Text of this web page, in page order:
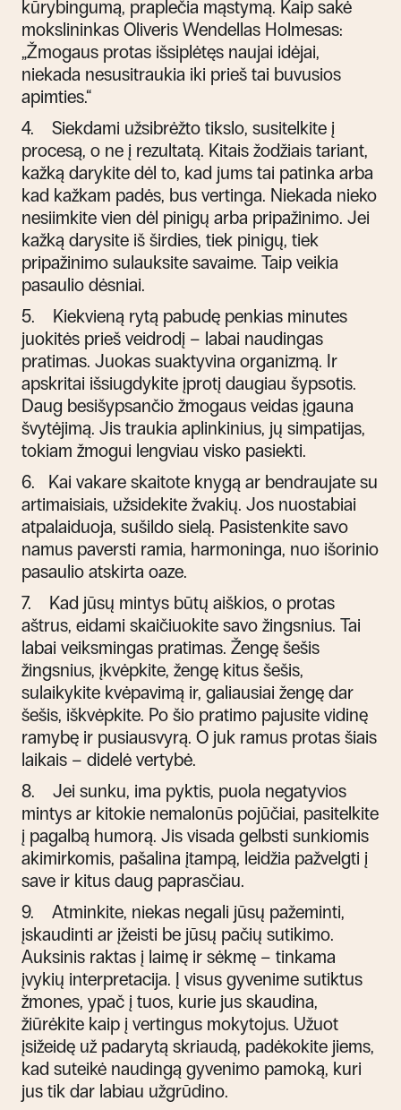
kūrybingumą, praplečia mąstymą. Kaip sakė
mokslininkas Oliveris Wendellas Holmesas:
„Žmogaus protas išsiplėtęs naujai idėjai,
niekada nesusitraukia iki prieš tai buvusios
apimties.“
4.
Siekdami užsibrėžto tikslo, susitelkite į
procesą, o ne į rezultatą. Kitais žodžiais tariant,
kažką darykite dėl to, kad jums tai patinka arba
kad kažkam padės, bus vertinga. Niekada nieko
nesiimkite vien dėl pinigų arba pripažinimo. Jei
kažką darysite iš širdies, tiek pinigų, tiek
pripažinimo sulauksite savaime. Taip veikia
pasaulio dėsniai.
5.
Kiekvieną rytą pabudę penkias minutes
juokitės prieš veidrodį – labai naudingas
pratimas. Juokas suaktyvina organizmą. Ir
apskritai išsiugdykite įprotį daugiau šypsotis.
Daug besišypsančio žmogaus veidas įgauna
švytėjimą. Jis traukia aplinkinius, jų simpatijas,
tokiam žmogui lengviau visko pasiekti.
6.
Kai vakare skaitote knygą ar bendraujate su
artimaisiais, užsidekite žvakių. Jos nuostabiai
atpalaiduoja, sušildo sielą. Pasistenkite savo
namus paversti ramia, harmoninga, nuo išorinio
pasaulio atskirta oaze.
7.
Kad jūsų mintys būtų aiškios, o protas
aštrus, eidami skaičiuokite savo žingsnius. Tai
labai veiksmingas pratimas. Žengę šešis
žingsnius, įkvėpkite, žengę kitus šešis,
sulaikykite kvėpavimą ir, galiausiai žengę dar
šešis, iškvėpkite. Po šio pratimo pajusite vidinę
ramybę ir pusiausvyrą. O juk ramus protas šiais
laikais – didelė vertybė.
8.
Jei sunku, ima pyktis, puola negatyvios
mintys ar kitokie nemalonūs pojūčiai, pasitelkite
į pagalbą humorą. Jis visada gelbsti sunkiomis
akimirkomis, pašalina įtampą, leidžia pažvelgti į
save ir kitus daug paprasčiau.
9.
Atminkite, niekas negali jūsų pažeminti,
įskaudinti ar įžeisti be jūsų pačių sutikimo.
Auksinis raktas į laimę ir sėkmę – tinkama
įvykių interpretacija. Į visus gyvenime sutiktus
žmones, ypač į tuos, kurie jus skaudina,
žiūrėkite kaip į vertingus mokytojus. Užuot
įsižeidę už padarytą skriaudą, padėkokite jiems,
kad suteikė naudingą gyvenimo pamoką, kuri
jus tik dar labiau užgrūdino.